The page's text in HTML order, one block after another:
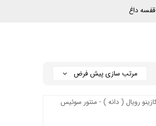
قفسه داغ
مرتب سازی پیش فرض